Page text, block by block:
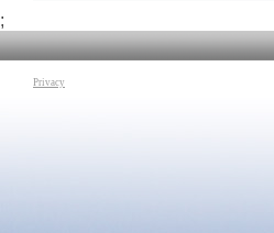
;
Privacy